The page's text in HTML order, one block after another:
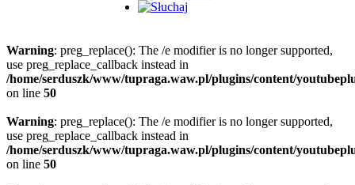
Warning: preg_replace(): The /e modifier is no longer supported,
use preg_replace_callback instead in
/home/serduszk/www/tupraga.waw.pl/plugins/content/
on line 50
Warning: preg_replace(): The /e modifier is no longer supported,
use preg_replace_callback instead in
/home/serduszk/www/tupraga.waw.pl/plugins/content/
on line 50